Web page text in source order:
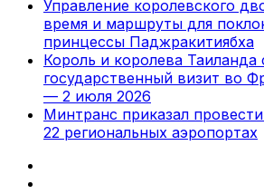
Управление королевского
время и маршруты для
принцессы Паджракитиябха
Король и королева Таиланда
государственный визит во
— 2 июля 2026
Минтранс приказал
22 региональных аэропортах